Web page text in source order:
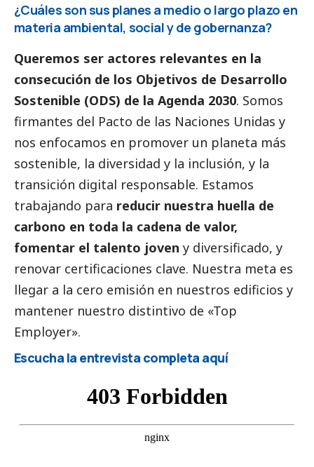
¿Cuáles son sus planes a medio o largo plazo en
materia ambiental, socialy de gobernanza?
Queremos ser actores relevantes en la
consecución de los Objetivos de Desarrollo
Sostenible (ODS) de la Agenda 2030. Somos
firmantes del Pacto de las Naciones Unidas y
nos enfocamos en promover un planeta más
sostenible, la diversidad y la inclusión, y la
transición digital responsable. Estamos
trabajando para reducir nuestra huella de
carbono en toda la cadena de valor,
fomentar el talento joven y diversificado, y
renovar certificaciones clave. Nuestra meta es
llegar a la cero emisión en nuestros edificios y
mantener nuestro distintivo de «Top
Employer».
Escucha la entrevista completa aquí